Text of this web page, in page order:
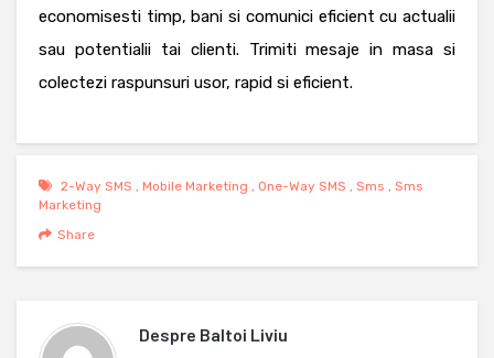
economisesti timp, bani si comunici eficient cu actualii
sau potentialii tai clienti. Trimiti mesaje in masa si
colectezi raspunsuri usor, rapid si eficient.
2-Way SMS , Mobile Marketing , One-Way SMS , Sms , Sms
Marketing
Share
Despre Baltoi Liviu